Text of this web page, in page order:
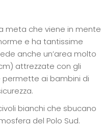
meta che viene in mente
e ha tantissime
anche un’area molto
attrezzate con gli
permette ai bambini di
bianchi che sbucano
del Polo Sud.